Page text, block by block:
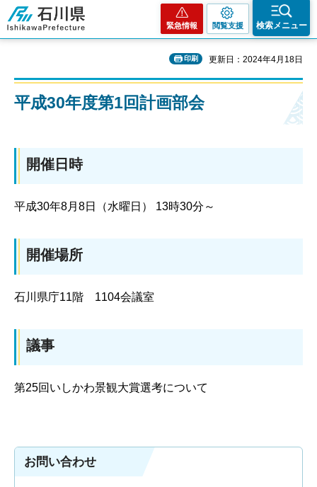
石川県
緊急情報 閲覧支援 検索メニュー
印刷 更新日：2024年4月18日
平成30年度第1回計画部会
開催日時
平成30年8月8日（水曜日） 13時30分～
開催場所
石川県庁11階 1104会議室
議事
第25回いしかわ景観大賞選考について
お問い合わせ